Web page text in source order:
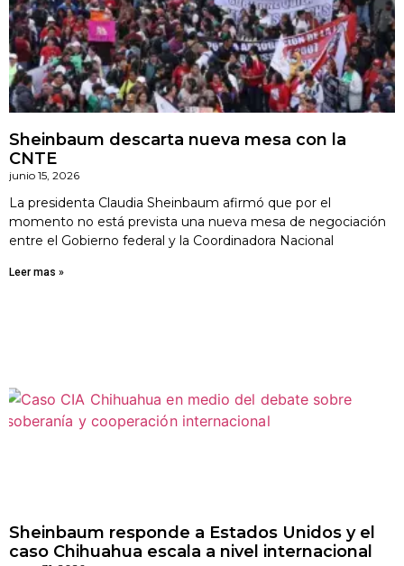
Sheinbaum descarta nueva mesa con la
CNTE
junio 15, 2026
La presidenta Claudia Sheinbaum afirmó que por el
momento no está prevista una nueva mesa de negociación
entre el Gobierno federal y la Coordinadora Nacional
Leer mas »
Sheinbaum responde a Estados Unidos y el
caso Chihuahua escala a nivel internacional